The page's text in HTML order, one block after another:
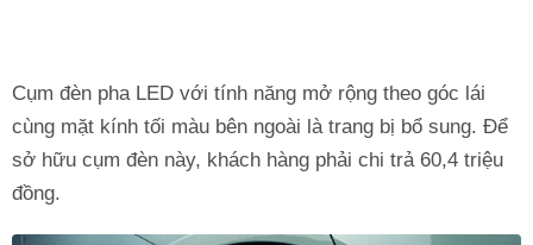
Cụm đèn pha LED với tính năng mở rộng theo góc lái
cùng mặt kính tối màu bên ngoài là trang bị bổ sung. Để
sở hữu cụm đèn này, khách hàng phải chi trả 60,4 triệu
đồng.